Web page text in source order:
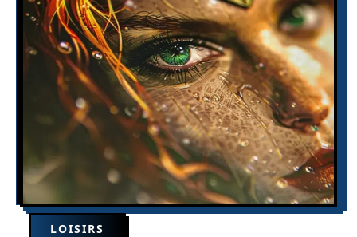
LOISIRS